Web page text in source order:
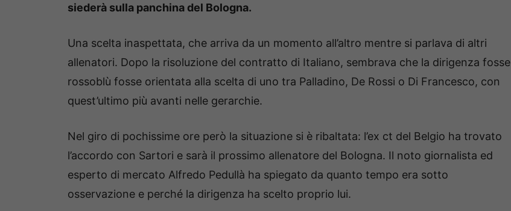
siederà sulla panchina del Bologna.
Una scelta inaspettata, che arriva da un momento all’altro mentre si parlava di altri
allenatori. Dopo la risoluzione del contratto di Italiano, sembrava che la dirigenza fosse
rossoblù fosse orientata alla scelta di uno tra Palladino, De Rossi o Di Francesco, con
quest’ultimo più avanti nelle gerarchie.
Nel giro di pochissime ore però la situazione si è ribaltata: l’ex ct del Belgio ha trovato
l’accordo con Sartori e sarà il prossimo allenatore del Bologna. Il noto giornalista ed
esperto di mercato Alfredo Pedullà ha spiegato da quanto tempo era sotto
osservazione e perché la dirigenza ha scelto proprio lui.